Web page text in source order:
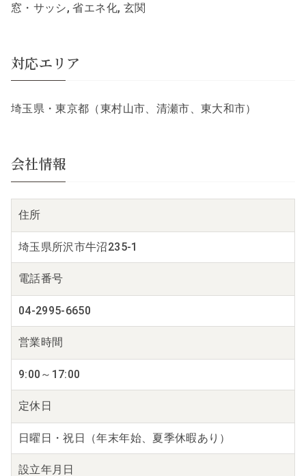
窓・サッシ, 省エネ化, 玄関
対応エリア
埼玉県・東京都（東村山市、清瀬市、東大和市）
会社情報
住所
埼玉県所沢市牛沼235-1
電話番号
04-2995-6650
営業時間
9:00～17:00
定休日
日曜日・祝日（年末年始、夏季休暇あり）
設立年月日